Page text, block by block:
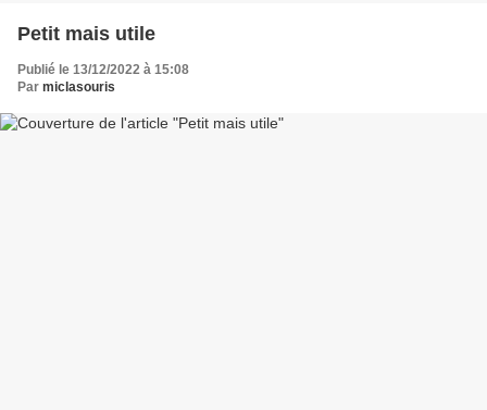
Petit mais utile
Publié le 13/12/2022 à 15:08
Par miclasouris